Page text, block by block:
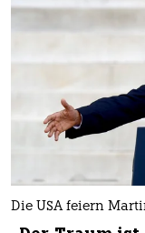
Die USA feiern